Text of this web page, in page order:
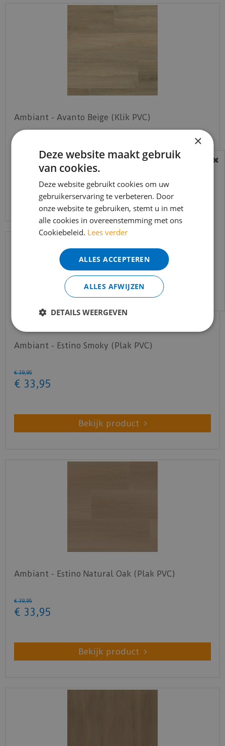
Ambiant - Avanto Beige (Klik PVC)
45
Bekijk product
Ambiant - Estino Smoky (Plak PVC)
€ 39,95
€ 33 ,95
Bekijk product
Ambiant - Estino Natural Oak (Plak PVC)
€ 39,95
€ 33 ,95
Bekijk product
BEREIKBAARHEID
In verband met de vakantie periode zijn wij
t/m 14 augustus telefonisch helaas niet
bereikbaar.
Bestelling worden uiteraard verwerkt
echter iets minder snel dan wat je van ons
gewend bent.
Voor vragen kan je ons bereiken via
info@merkvloerenwinkel.nl
×
Deze website maakt gebruik
van cookies.
Deze website gebruikt cookies om uw
gebruikerservaring te verbeteren. Door
onze website te gebruiken, stemt u in met
alle cookies in overeenstemming met ons
Cookiebeleid. Lees verder
ALLES ACCEPTEREN
ALLES AFWIJZEN
DETAILS WEERGEVEN